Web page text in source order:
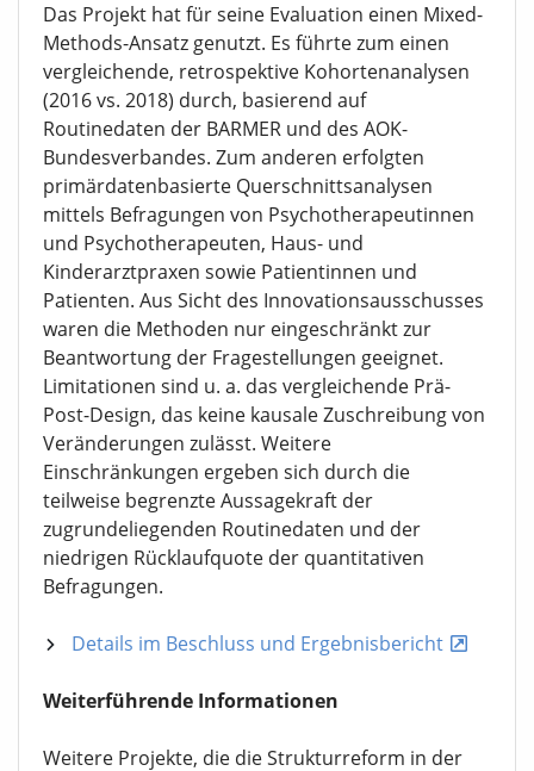
Das Projekt hat für seine Evaluation einen Mixed-
Methods-Ansatz genutzt. Es führte zum einen
vergleichende, retrospektive Kohortenanalysen
(2016 vs. 2018) durch, basierend auf
Routinedaten der BARMER und des AOK-
Bundesverbandes. Zum anderen erfolgten
primärdatenbasierte Querschnittsanalysen
mittels Befragungen von Psychotherapeutinnen
und Psychotherapeuten, Haus- und
Kinderarztpraxen sowie Patientinnen und
Patienten. Aus Sicht des Innovationsausschusses
waren die Methoden nur eingeschränkt zur
Beantwortung der Fragestellungen geeignet.
Limitationen sind u. a. das vergleichende Prä-
Post-Design, das keine kausale Zuschreibung von
Veränderungen zulässt. Weitere
Einschränkungen ergeben sich durch die
teilweise begrenzte Aussagekraft der
zugrundeliegenden Routinedaten und der
niedrigen Rücklaufquote der quantitativen
Befragungen.
Details im Beschluss und Ergebnisbericht
Weiterführende Informationen
Weitere Projekte, die die Strukturreform in der